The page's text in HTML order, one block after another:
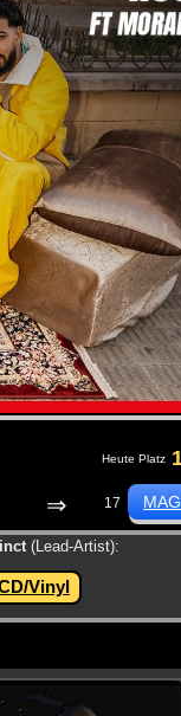
Heute Platz
⇒ 17
(Lead-Artist):
Vinyl